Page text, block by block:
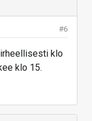
#6
klo
klo 15.